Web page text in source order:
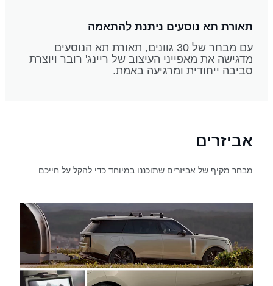
תאורת תא נוסעים ניתנת להתאמה
עם מבחר של 30 גוונים, תאורת תא הנוסעים
מדגישה את מאפייני העיצוב של ריינג' רובר ויוצרת
סביבה ייחודית ומרגיעה באמת.
אביזרים
מבחר מקיף של אביזרים שתוכננו במיוחד כדי להקל על חייכם.